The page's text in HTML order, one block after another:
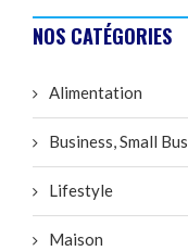
NOS CATÉGORIES
Alimentation
Business, Small
Lifestyle
Maison